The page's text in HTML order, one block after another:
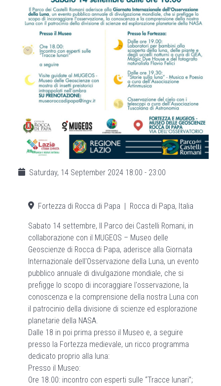
Saturday, 14 September 2024 18:00 - 23:00
Fortezza di Rocca di Papa | Rocca di Papa, Italia
Sabato 14 settembre, Il Parco dei Castelli Romani, in
collaborazione con il MUGEOS – Museo delle
Geoscienze di Rocca di Papa, aderisce alla Giornata
Internazionale dell'Osservazione della Luna, un evento
pubblico annuale di divulgazione mondiale, che si
prefigge lo scopo di incoraggiare l'osservazione, la
conoscenza e la comprensione della nostra Luna con
il patrocinio della divisione di scienze ed esplorazione
planetarie della NASA.
Dalle 18 in poi prima presso il Museo e, a seguire
presso la Fortezza medievale, un ricco programma
dedicato proprio alla luna:
Presso il Museo:
Ore 18.00: incontro con esperti sulle “Tracce lunari”;